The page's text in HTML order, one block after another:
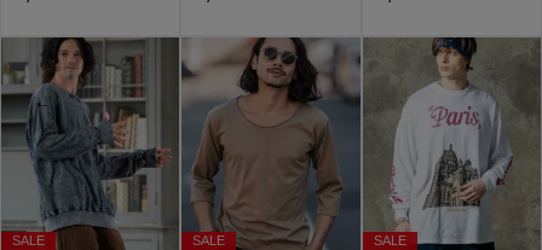
SALE SALE SALE